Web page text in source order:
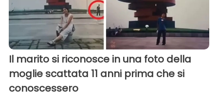
Il marito si riconosce in una foto della
moglie scattata 11 anni prima che si
conoscessero